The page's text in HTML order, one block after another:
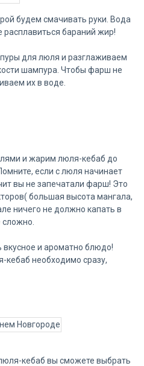
будем смачивать руки. Вода
бараний жир!
для люля и разглаживаем
шампура. Чтобы фарш не
их в воде.
и жарим люля-кебаб до
если с люля начинает
вы не запечатали фарш! Это
большая высота мангала,
ничего не должно капать в
сложно.
вкусное и ароматно блюдо!
кебаб необходимо сразу,
кебаб вы сможете выбрать